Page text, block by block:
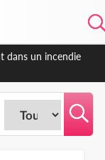
transformée